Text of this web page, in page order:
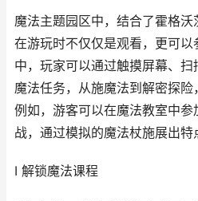
魔法主题园区中，结合了霍格
在游玩时不仅仅是观看，更可
中，玩家可以通过触摸屏幕、
魔法任务，从施魔法到解密探险
例如，游客可以在魔法教室中
战，通过模拟的魔法杖施展出特
I 解锁魔法课程